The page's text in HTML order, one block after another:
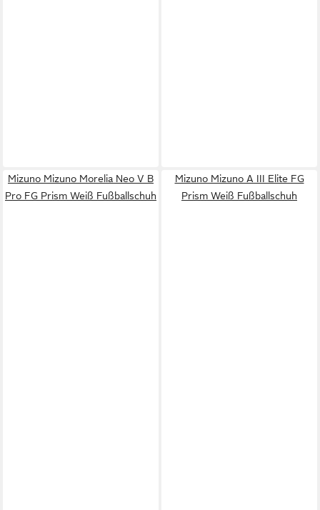
Mizuno Mizuno Morelia Neo V B
Pro FG Prism Weiß Fußballschuh
Mizuno Mizuno A III Elite FG
Prism Weiß Fußballschuh